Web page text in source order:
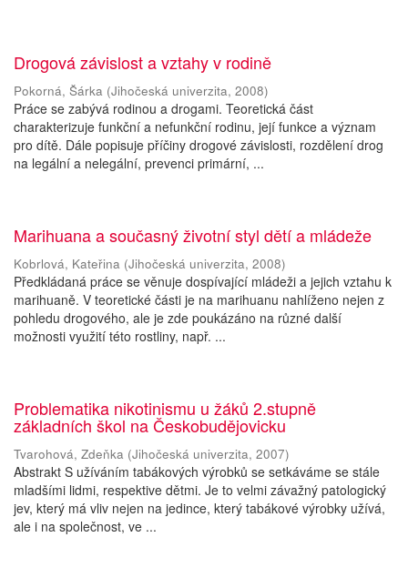
Drogová závislost a vztahy v rodině
Pokorná, Šárka (Jihočeská univerzita, 2008)
Práce se zabývá rodinou a drogami. Teoretická část
charakterizuje funkční a nefunkční rodinu, její funkce a význam
pro dítě. Dále popisuje příčiny drogové závislosti, rozdělení drog
na legální a nelegální, prevenci primární, ...
Marihuana a současný životní styl dětí a mládeže
Kobrlová, Kateřina (Jihočeská univerzita, 2008)
Předkládaná práce se věnuje dospívající mládeži a jejich vztahu k
marihuaně. V teoretické části je na marihuanu nahlíženo nejen z
pohledu drogového, ale je zde poukázáno na různé další
možnosti využití této rostliny, např. ...
Problematika nikotinismu u žáků 2.stupně
základních škol na Českobudějovicku
Tvarohová, Zdeňka (Jihočeská univerzita, 2007)
Abstrakt S užíváním tabákových výrobků se setkáváme se stále
mladšími lidmi, respektive dětmi. Je to velmi závažný patologický
jev, který má vliv nejen na jedince, který tabákové výrobky užívá,
ale i na společnost, ve ...